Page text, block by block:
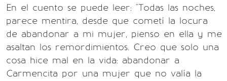
En el cuento se puede leer: "Todas las noches,
parece mentira, desde que cometí la locura
de abandonar a mi mujer, pienso en ella y me
asaltan los remordimientos. Creo que solo una
cosa hice mal en la vida: abandonar a
Carmencita por una mujer que no valía la